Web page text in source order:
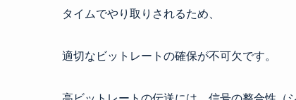
タイムでやり取りされるため、
適切なビットレートの確保が不可欠です。